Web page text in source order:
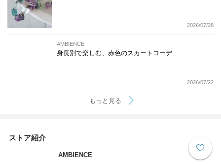
2026/07/28
AMBIENCE
身長別で楽しむ、赤色のスカートコーデ
2026/07/22
もっと見る
ストア紹介
AMBIENCE